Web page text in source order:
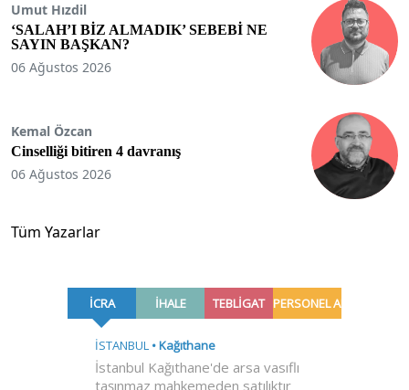
Umut Hızdil
‘SALAH’I BİZ ALMADIK’ SEBEBİ NE
SAYIN BAŞKAN?
06 Ağustos 2026
Kemal Özcan
Cinselliği bitiren 4 davranış
06 Ağustos 2026
Tüm Yazarlar